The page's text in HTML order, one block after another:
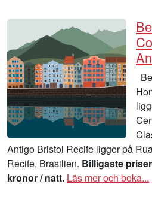
Antigo Bristol Recife ligger på
Recife, Brasilien. Billigaste
kronor / natt. Läs mer och boka...